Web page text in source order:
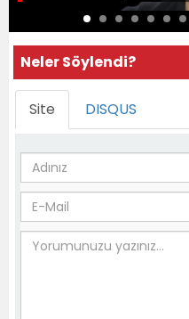
Neler Söylendi?
Site DISQUS